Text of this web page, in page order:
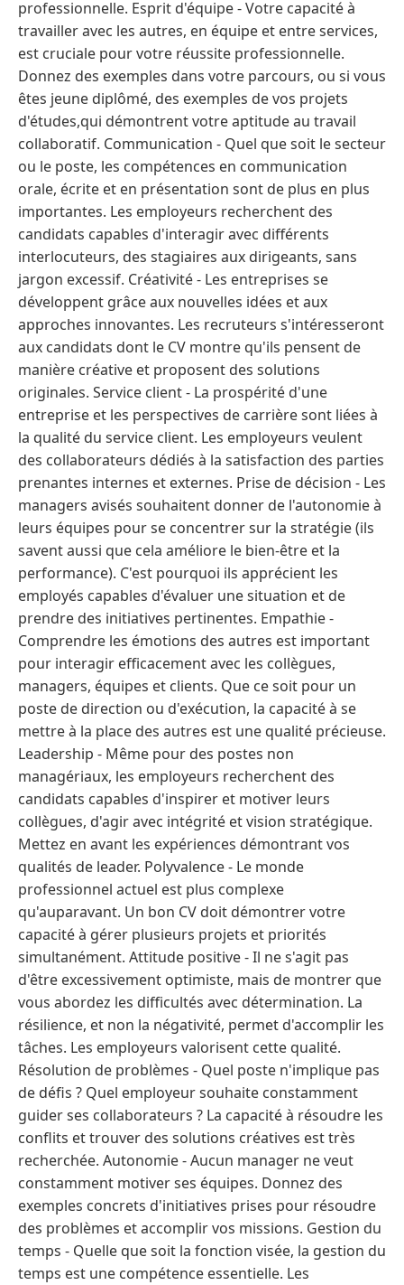
professionnelle. Esprit d'équipe - Votre capacité à
travailler avec les autres, en équipe et entre services,
est cruciale pour votre réussite professionnelle.
Donnez des exemples dans votre parcours, ou si vous
êtes jeune diplômé, des exemples de vos projets
d'études,qui démontrent votre aptitude au travail
collaboratif. Communication - Quel que soit le secteur
ou le poste, les compétences en communication
orale, écrite et en présentation sont de plus en plus
importantes. Les employeurs recherchent des
candidats capables d'interagir avec différents
interlocuteurs, des stagiaires aux dirigeants, sans
jargon excessif. Créativité - Les entreprises se
développent grâce aux nouvelles idées et aux
approches innovantes. Les recruteurs s'intéresseront
aux candidats dont le CV montre qu'ils pensent de
manière créative et proposent des solutions
originales. Service client - La prospérité d'une
entreprise et les perspectives de carrière sont liées à
la qualité du service client. Les employeurs veulent
des collaborateurs dédiés à la satisfaction des parties
prenantes internes et externes. Prise de décision - Les
managers avisés souhaitent donner de l'autonomie à
leurs équipes pour se concentrer sur la stratégie (ils
savent aussi que cela améliore le bien-être et la
performance). C'est pourquoi ils apprécient les
employés capables d'évaluer une situation et de
prendre des initiatives pertinentes. Empathie -
Comprendre les émotions des autres est important
pour interagir efficacement avec les collègues,
managers, équipes et clients. Que ce soit pour un
poste de direction ou d'exécution, la capacité à se
mettre à la place des autres est une qualité précieuse.
Leadership - Même pour des postes non
managériaux, les employeurs recherchent des
candidats capables d'inspirer et motiver leurs
collègues, d'agir avec intégrité et vision stratégique.
Mettez en avant les expériences démontrant vos
qualités de leader. Polyvalence - Le monde
professionnel actuel est plus complexe
qu'auparavant. Un bon CV doit démontrer votre
capacité à gérer plusieurs projets et priorités
simultanément. Attitude positive - Il ne s'agit pas
d'être excessivement optimiste, mais de montrer que
vous abordez les difficultés avec détermination. La
résilience, et non la négativité, permet d'accomplir les
tâches. Les employeurs valorisent cette qualité.
Résolution de problèmes - Quel poste n'implique pas
de défis ? Quel employeur souhaite constamment
guider ses collaborateurs ? La capacité à résoudre les
conflits et trouver des solutions créatives est très
recherchée. Autonomie - Aucun manager ne veut
constamment motiver ses équipes. Donnez des
exemples concrets d'initiatives prises pour résoudre
des problèmes et accomplir vos missions. Gestion du
temps - Quelle que soit la fonction visée, la gestion du
temps est une compétence essentielle. Les